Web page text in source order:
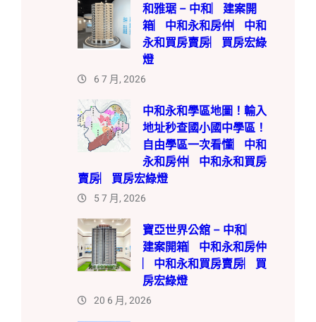
和雅琚 – 中和︳建案開
箱︳中和永和房仲︳中和
永和買房賣房︳買房宏綠
燈
6 7 月, 2026
中和永和學區地圖！輸入
地址秒查國小國中學區！
自由學區一次看懂︳中和
永和房仲︳中和永和買房
賣房︳買房宏綠燈
5 7 月, 2026
寶亞世界公舘 – 中和︳
建案開箱︳中和永和房仲
︳中和永和買房賣房︳買
房宏綠燈
20 6 月, 2026